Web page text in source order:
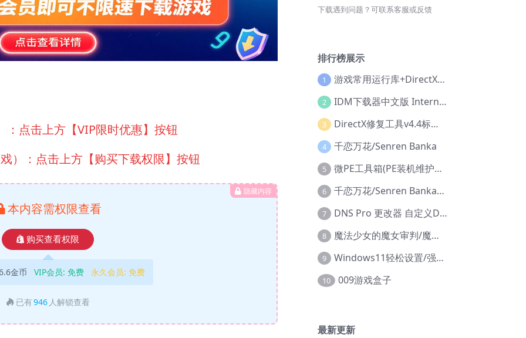
点击上方【VIP限时优惠】按钮
）：点击上方【购买下载权限】按钮
隐藏内容
本内容需权限查看
购买查看权限
金币 VIP会员: 免费 永久会员: 免费
已有946 人解锁查看
下载遇到问题？可联系客服或反馈
排行榜展示
1 游戏常用运行库+DirectX修复增强版
2 IDM下载器中文版 Internet Download Manager v6.42.36 IDM
3 DirectX修复工具v4.4标准版+增强版+在线修复版
4 千恋万花/Senren Banka
5 微PE工具箱(PE装机维护工具) v2.3官方正式版
6 千恋万花/Senren Banka/安卓版
7 DNS Pro 更改器 自定义DNS修改
8 魔法少女的魔女审判/魔法少女ノ魔女裁判
9 Windows11轻松设置/强力禁止WD等/兼容Win10
10 009游戏盒子
最新更新